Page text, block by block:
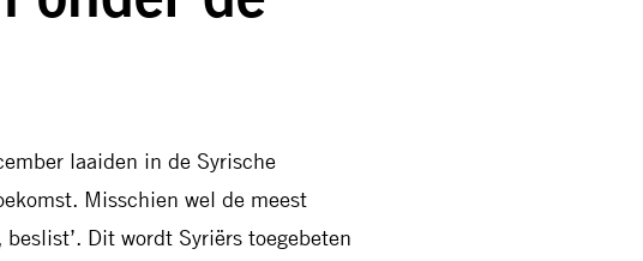
laaiden in de Syrische
Misschien wel de meest
Dit wordt Syriërs toegebeten